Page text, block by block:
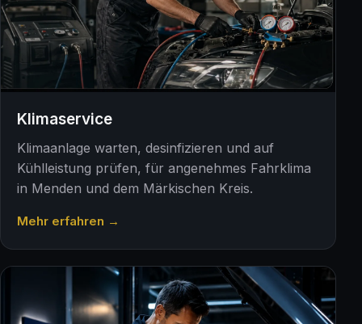
Klimaservice
Klimaanlage warten, desinfizieren und auf
Kühlleistung prüfen, für angenehmes Fahrklima
in Menden und dem Märkischen Kreis.
Mehr erfahren →